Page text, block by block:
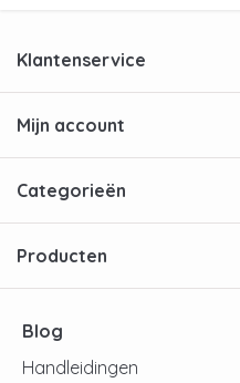
Klantenservice
Mijn account
Categorieën
Producten
Blog
Handleidingen